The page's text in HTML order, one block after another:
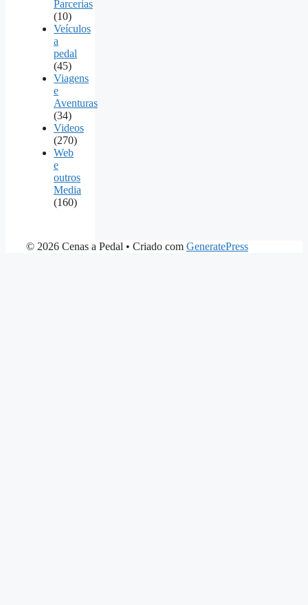
Parcerias
(10)
Veículos
a
pedal
(45)
Viagens
e
Aventuras
(34)
Videos
(270)
Web
e
outros
Media
(160)
© 2026 Cenas a Pedal • Criado com GeneratePress